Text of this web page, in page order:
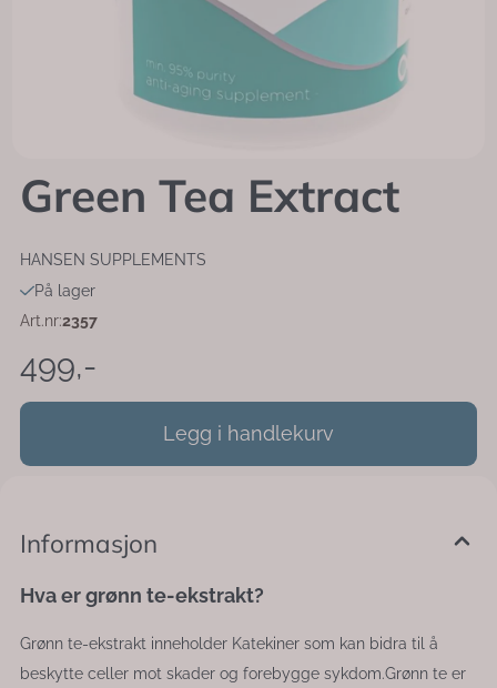
Green Tea Extract
HANSEN SUPPLEMENTS
På lager
Art.nr:2357
499,-
Legg i handlekurv
Informasjon
Hva er grønn te-ekstrakt?
Grønn te-ekstrakt inneholder Katekiner som kan bidra til å
beskytte celler mot skader og forebygge sykdom.Grønn te er